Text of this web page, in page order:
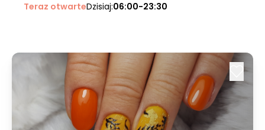
Teraz otwarteDzisiaj:06:00-23:30